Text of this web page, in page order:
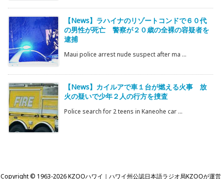
【News】ラハイナのリゾートコンドで６０代
の男性が死亡 警察が２０歳の全裸の容疑者を
逮捕
Maui police arrest nude suspect after ma ...
【News】カイルアで車１台が燃える火事 放
火の疑いで少年２人の行方を捜査
Police search for 2 teens in Kaneohe car ...
Copyright © 1963-2026KZOOハワイ｜ハワイ州公認日本語ラジオ局KZOOが運営